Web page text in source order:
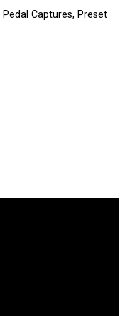
Pedal Captures, Preset